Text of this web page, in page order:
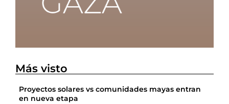
Más visto
Proyectos solares vs comunidades mayas entran
en nueva etapa